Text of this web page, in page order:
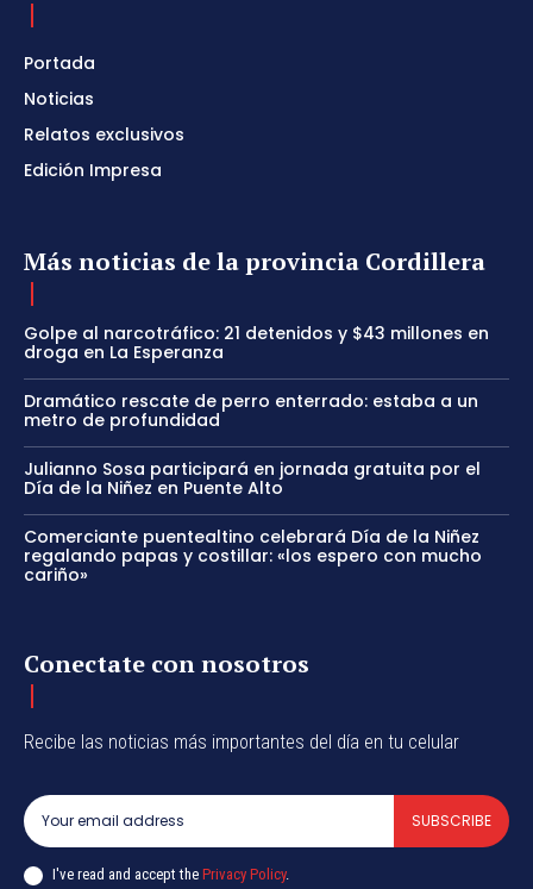
Portada
Noticias
Relatos exclusivos
Edición Impresa
Más noticias de la provincia Cordillera
Golpe al narcotráfico: 21 detenidos y $43 millones en
droga en La Esperanza
Dramático rescate de perro enterrado: estaba a un
metro de profundidad
Julianno Sosa participará en jornada gratuita por el
Día de la Niñez en Puente Alto
Comerciante puentealtino celebrará Día de la Niñez
regalando papas y costillar: «los espero con mucho
cariño»
Conectate con nosotros
Recibe las noticias más importantes del día en tu celular
SUBSCRIBE
I've read and accept the Privacy Policy.